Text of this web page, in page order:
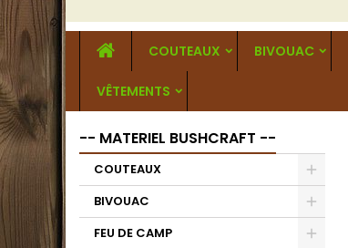
COUTEAUX BIVOUAC
VÊTEMENTS
-- MATERIEL BUSHCRAFT --
COUTEAUX
BIVOUAC
FEU DE CAMP